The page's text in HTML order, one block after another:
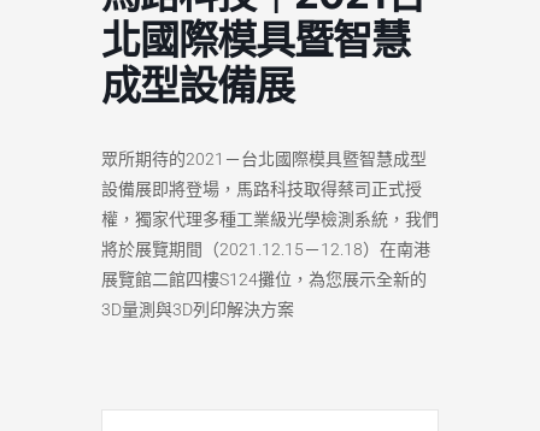
北國際模具暨智慧
成型設備展
眾所期待的2021－台北國際模具暨智慧成型
設備展即將登場，馬路科技取得蔡司正式授
權，獨家代理多種工業級光學檢測系統，我們
將於展覽期間（2021.12.15－12.18）在南港
展覽館二館四樓S124攤位，為您展示全新的
3D量測與3D列印解決方案